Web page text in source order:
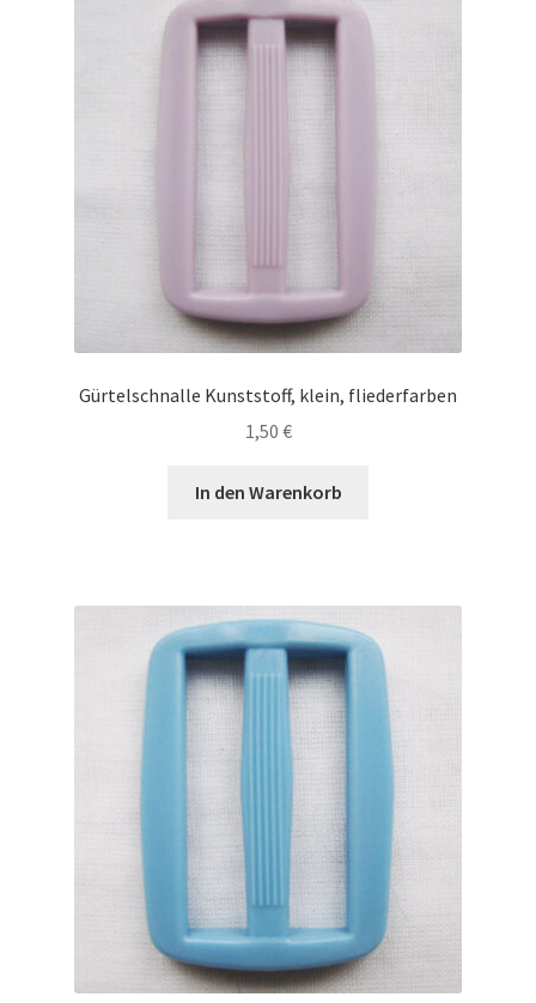
Gürtelschnalle Kunststoff, klein, fliederfarben
1,50 €
In den Warenkorb